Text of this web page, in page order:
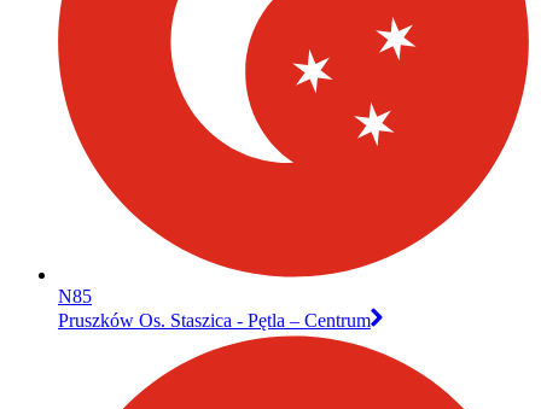
N85
Pruszków Os. Staszica - Pętla – Centrum